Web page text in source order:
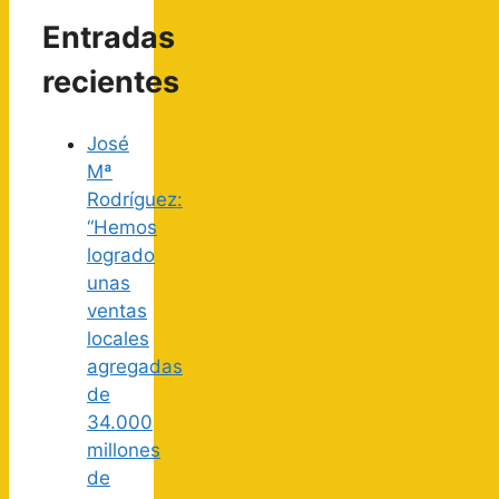
Entradas
recientes
José
Mª
Rodríguez:
“Hemos
logrado
unas
ventas
locales
agregadas
de
34.000
millones
de